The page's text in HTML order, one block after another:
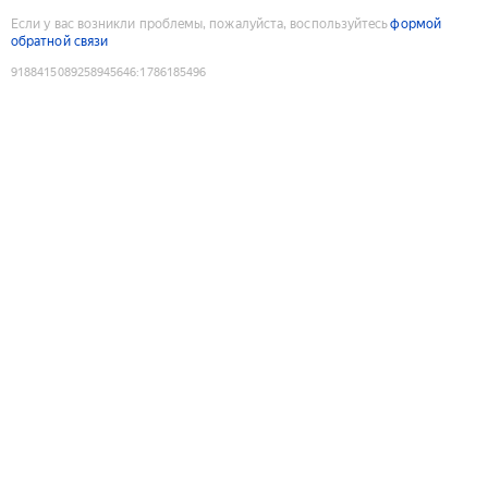
Если у вас возникли проблемы, пожалуйста, воспользуйтесьформой
обратной связи
9188415089258945646:1786185496